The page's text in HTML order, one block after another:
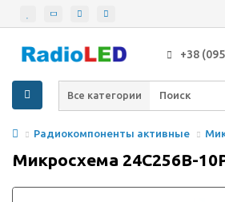
+38
Все категории
Радиокомпоненты активные
Микросхема 24C256B-